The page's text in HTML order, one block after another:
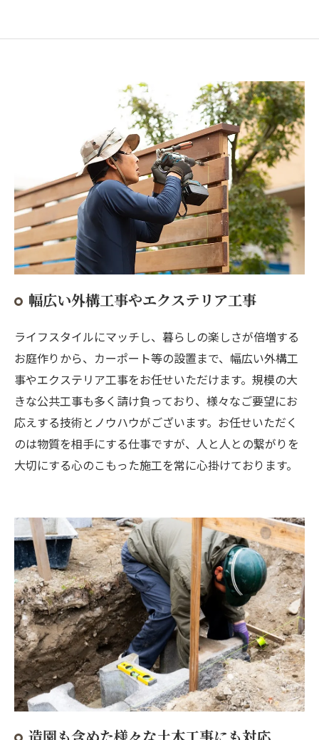
幅広い外構工事やエクステリア工事
ライフスタイルにマッチし、暮らしの楽しさが倍増する
お庭作りから、カーポート等の設置まで、幅広い外構工
事やエクステリア工事をお任せいただけます。規模の大
きな公共工事も多く請け負っており、様々なご要望にお
応えする技術とノウハウがございます。お任せいただく
のは物質を相手にする仕事ですが、人と人との繋がりを
大切にする心のこもった施工を常に心掛けております。